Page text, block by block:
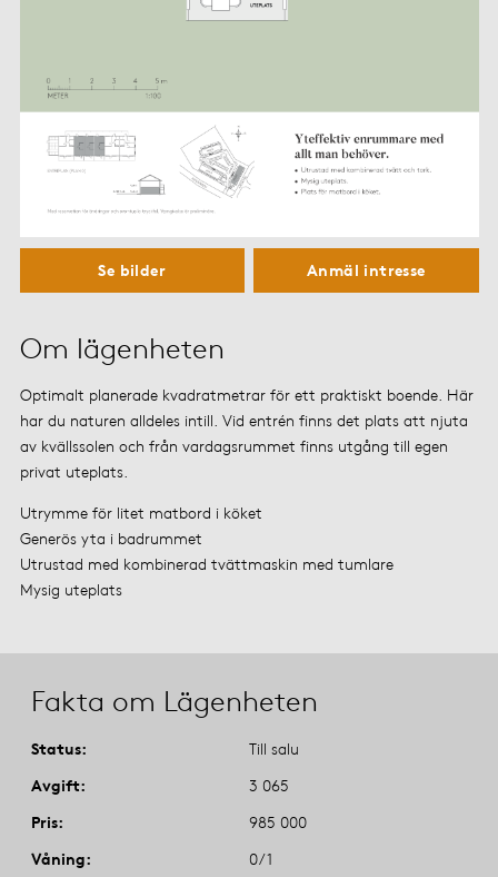
Om lägenheten
Optimalt planerade kvadratmetrar för ett praktiskt boende. Här
har du naturen alldeles intill. Vid entrén finns det plats att njuta
av kvällssolen och från vardagsrummet finns utgång till egen
privat uteplats.
Utrymme för litet matbord i köket
Generös yta i badrummet
Utrustad med kombinerad tvättmaskin med tumlare
Mysig uteplats
Fakta om Lägenheten
Status
Till salu
Avgift
3 065
Pris
985 000
Våning
0/1
Se bilder Anmäl intresse